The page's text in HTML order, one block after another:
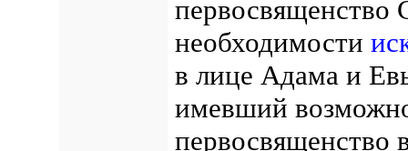
необходимости
в лице Адама и
имевший
первосвященство